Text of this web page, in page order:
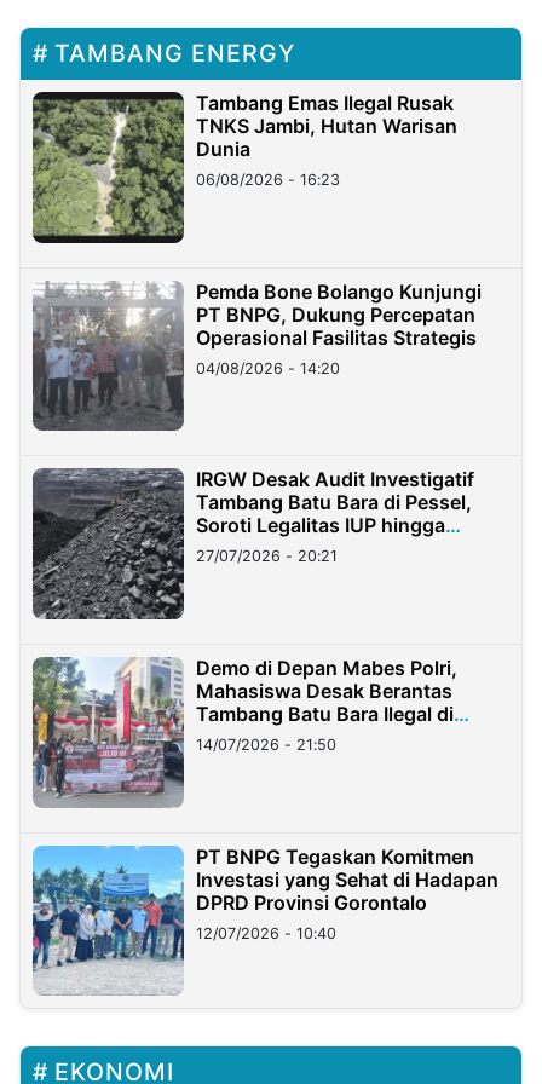
TAMBANG ENERGY
Tambang Emas Ilegal Rusak
TNKS Jambi, Hutan Warisan
Dunia
06/08/2026 - 16:23
Pemda Bone Bolango Kunjungi
PT BNPG, Dukung Percepatan
Operasional Fasilitas Strategis
04/08/2026 - 14:20
IRGW Desak Audit Investigatif
Tambang Batu Bara di Pessel,
Soroti Legalitas IUP hingga
Stockpile
27/07/2026 - 20:21
Demo di Depan Mabes Polri,
Mahasiswa Desak Berantas
Tambang Batu Bara Ilegal di
Lampung
14/07/2026 - 21:50
PT BNPG Tegaskan Komitmen
Investasi yang Sehat di Hadapan
DPRD Provinsi Gorontalo
12/07/2026 - 10:40
EKONOMI